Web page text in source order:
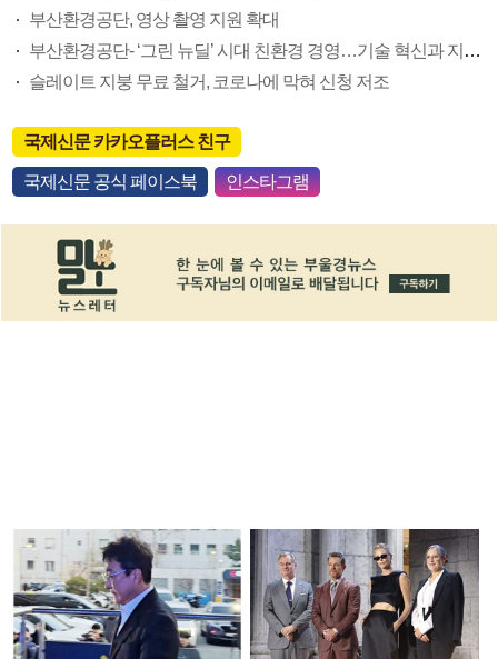
부산환경공단, 영상 촬영 지원 확대
부산환경공단- ‘그린 뉴딜’ 시대 친환경 경영…기술 혁신과 지역 협업에도 앞장
슬레이트 지붕 무료 철거, 코로나에 막혀 신청 저조
국제신문 카카오플러스 친구
국제신문 공식 페이스북 인스타그램